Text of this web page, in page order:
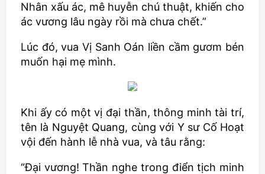
Nhân xấu ác, mê huyễn chú thuật, khiến cho
ác vương lâu ngày rồi mà chưa chết.”
Lúc đó, vua Vị Sanh Oán liền cầm gươm bén
muốn hại mẹ mình.
Khi ấy có một vị đại thần, thông minh tài trí,
tên là Nguyệt Quang, cùng với Y sư Cố Hoạt
vội đến hành lễ nhà vua, và tâu rằng:
“Đại vương! Thần nghe trong điển tịch minh